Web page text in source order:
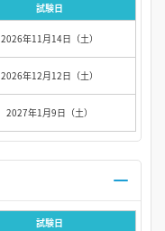
試験日
2026年11月14日（土）
2026年12月12日（土）
2027年1月9日（土）
試験日